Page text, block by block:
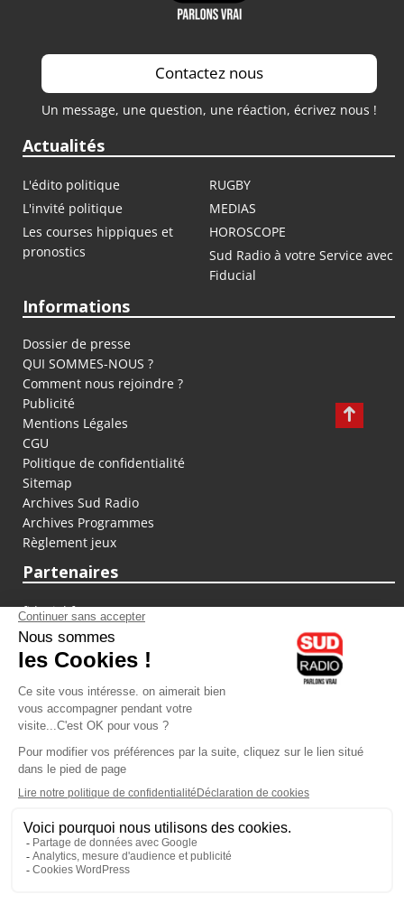
Contactez nous
Un message, une question, une réaction, écrivez nous !
Actualités
L'édito politique
RUGBY
L'invité politique
MEDIAS
Les courses hippiques et
pronostics
HOROSCOPE
Sud Radio à votre Service avec
Fiducial
Informations
Dossier de presse
QUI SOMMES-NOUS ?
Comment nous rejoindre ?
Publicité
Mentions Légales
CGU
Politique de confidentialité
Sitemap
Archives Sud Radio
Archives Programmes
Règlement jeux
Partenaires
fiducial.fr
lyoncapitale.fr
olympique-et-lyonnais.com
L'application Iphone / Android
Téléchargez l'application
Les cookies
Gestion des cookies
Crédit photos : ©Sud Radio / Pierre Olivier